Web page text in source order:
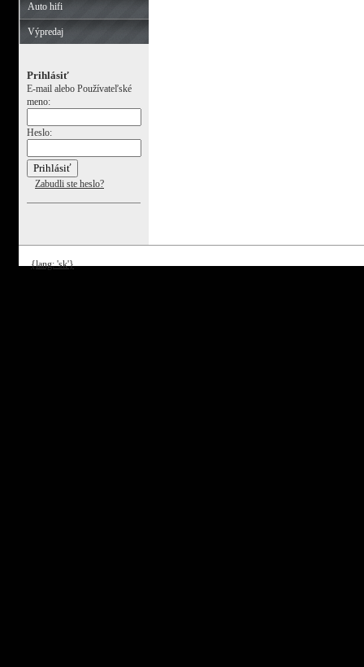
Auto hifi
Výpredaj
Prihlásiť
E-mail alebo Používateľské
meno:
Heslo:
Zabudli ste heslo?
{lang: 'sk'}